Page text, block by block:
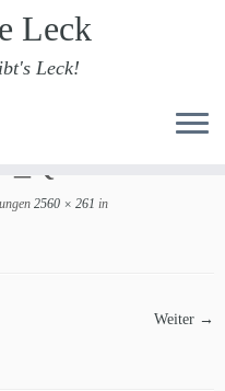
Leck
Leck!
2560 × 261 in
Weiter →